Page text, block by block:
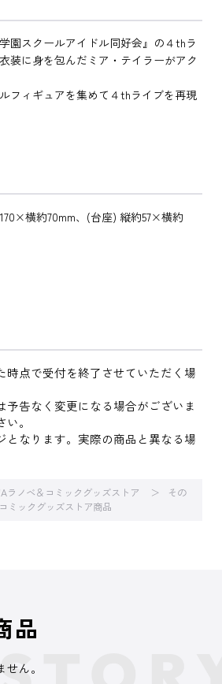
園スクールアイドル同好会』の４thラ
装に身を包んだミア・テイラーがアク
フィギュアを集めて４thライブを再現
横約70mm、(台座) 縦約57×横約
点で受付を終了させていただく場
告なく変更になる場合がございま
。
なります。実際の商品と異なる場
ラノベ＆コミックグッズストア
その
ミックグッズストア商品
品
ん。